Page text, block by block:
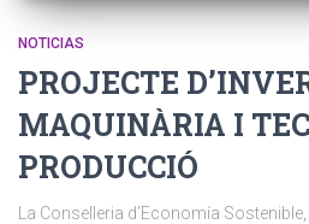
NOTICIAS
PROJECTE
MAQUINÀRIA I
PRODUCCIÓ
La Conselleria d’Economía